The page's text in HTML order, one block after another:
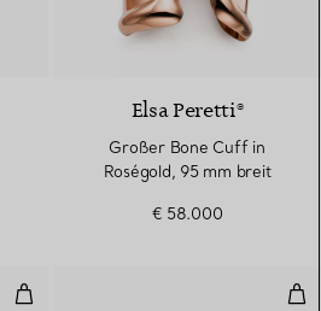
Elsa Peretti®
Großer Bone Cuff in
Roségold, 95 mm breit
€ 58.000
Split Cuff in Gelbgold, Large